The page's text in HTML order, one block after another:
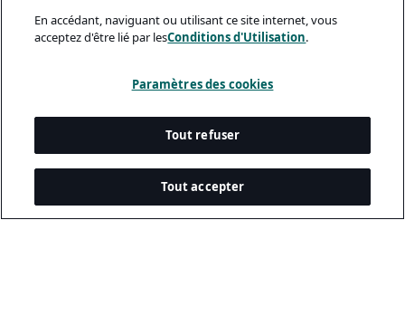
En accédant, naviguant ou utilisant ce site internet, vous
acceptez d'être lié par lesConditions d'Utilisation.
Paramètres des cookies
Tout refuser
Tout accepter